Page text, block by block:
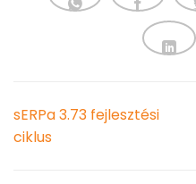
sERPa 3.73 fejlesztési
ciklus